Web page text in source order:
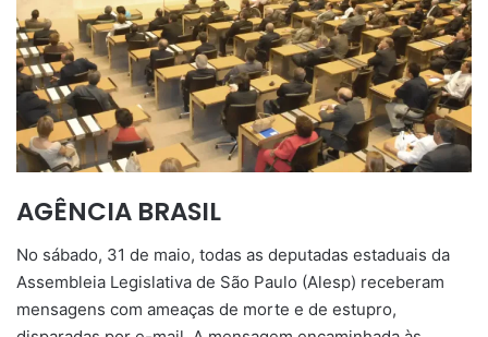
AGÊNCIA BRASIL
No sábado, 31 de maio, todas as deputadas estaduais da
Assembleia Legislativa de São Paulo (Alesp) receberam
mensagens com ameaças de morte e de estupro,